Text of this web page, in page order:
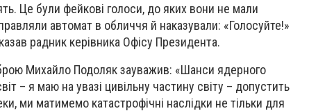
Це були фейкові голоси, до яких вони не мали
автомат в обличчя й наказували: «Голосуйте!»
радник керівника Офісу Президента.
Михайло Подоляк зауважив: «Шанси ядерного
– я маю на увазі цивільну частину світу – допустить
ми матимемо катастрофічні наслідки не тільки для